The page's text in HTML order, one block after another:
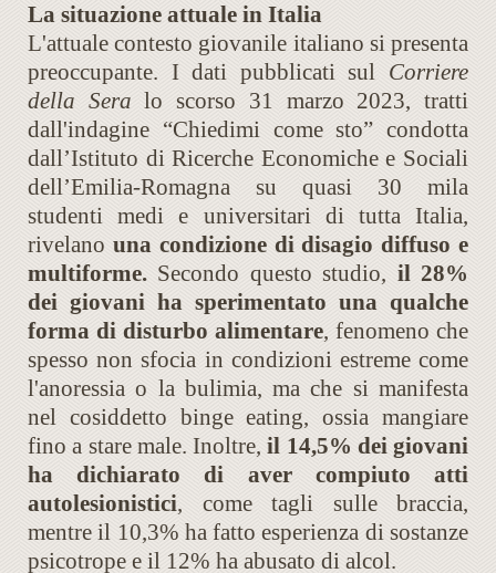
La situazione attuale in Italia
L'attuale contesto giovanile italiano si presenta
preoccupante. I dati pubblicati sul Corriere
della Sera lo scorso 31 marzo 2023, tratti
dall'indagine “Chiedimi come sto” condotta
dall’Istituto di Ricerche Economiche e Sociali
dell’Emilia-Romagna su quasi 30 mila
studenti medi e universitari di tutta Italia,
rivelano una condizione di disagio diffuso e
multiforme. Secondo questo studio, il 28%
dei giovani ha sperimentato una qualche
forma di disturbo alimentare, fenomeno che
spesso non sfocia in condizioni estreme come
l'anoressia o la bulimia, ma che si manifesta
nel cosiddetto binge eating, ossia mangiare
fino a stare male. Inoltre,il 14,5% dei giovani
ha dichiarato di aver compiuto atti
autolesionistici, come tagli sulle braccia,
mentre il 10,3% ha fatto esperienza di sostanze
psicotrope e il 12% ha abusato di alcol.